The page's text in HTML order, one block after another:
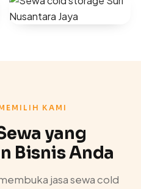
KAMI
yang
Bisnis Anda
jasa sewa cold